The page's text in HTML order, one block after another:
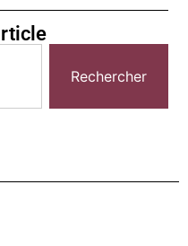
Rechercher